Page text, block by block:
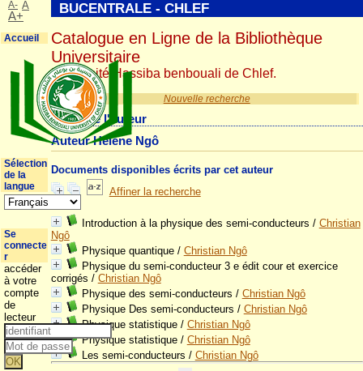
Nouvelle recherche
Détail de l'auteur
Auteur Hélène Ngô
Documents disponibles écrits par cet auteur
Affiner la recherche
Introduction à la physique des semi-conducteurs / Christian
Ngô
Physique quantique/ Christian Ngô
Physique du semi-conducteur 3 e édit cour et exercice
corrigés / Christian Ngô
Physique des semi-conducteurs / Christian Ngô
Physique Des semi-conducteurs / Christian Ngô
Physique statistique/ Christian Ngô
Physique statistique/ Christian Ngô
Les semi-conducteurs / Christian Ngô
BUCENTRALE - CHLEF
Catalogue en Ligne de la Bibliothèque
Universitaire
Université Hassiba benbouali de Chlef.
A- A
A+
Accueil
Sélection
de la
langue
Se
connecte
r
accéder
à votre
compte
de
lecteur